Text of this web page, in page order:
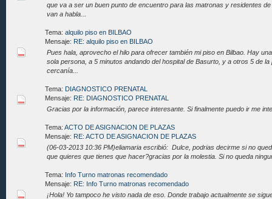
que va a ser un buen punto de encuentro para las matronas y residentes
van a habla...
Tema: alquilo piso en BILBAO
Mensaje: RE: alquilo piso en BILBAO
Pues hala, aprovecho el hilo para ofrecer también mi piso en Bilbao. Hay
sola persona, a 5 minutos andando del hospital de Basurto, y a otros 5 de
cercanía...
Tema: DIAGNOSTICO PRENATAL
Mensaje: RE: DIAGNOSTICO PRENATAL
Gracias por la información, parece interesante. Si finalmente puedo ir me
Tema: ACTO DE ASIGNACION DE PLAZAS
Mensaje: RE: ACTO DE ASIGNACION DE PLAZAS
(06-03-2013 10:36 PM)eliamaria escribió: Dulce, podrias decirme si no
que quieres que tienes que hacer?gracias por la molestia. Si no queda
Tema: Info Turno matronas recomendado
Mensaje: RE: Info Turno matronas recomendado
¡Hola! Yo tampoco he visto nada de eso. Donde trabajo actualmente se